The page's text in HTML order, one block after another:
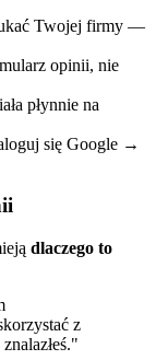
Twojej firmy —
opinii, nie
płynnie na
się Google →
dlaczego to
z